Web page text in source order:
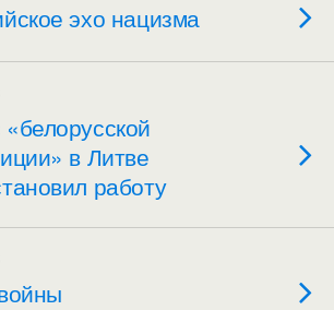
эхо нацизма
в Литве
работу